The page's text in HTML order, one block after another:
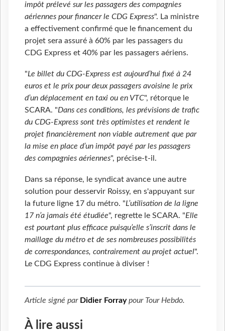
impôt prélevé sur les passagers des compagnies
aériennes pour financer le CDG Express". La ministre
a effectivement confirmé que le financement du
projet sera assuré à 60% par les passagers du
CDG Express et 40% par les passagers aériens.
"Le billet du CDG-Express est aujourd’hui fixé à 24
euros et le prix pour deux passagers avoisine le prix
d’un déplacement en taxi ou en VTC", rétorque le
SCARA. "Dans ces conditions, les prévisions de trafic
du CDG-Express sont très optimistes et rendent le
projet financièrement non viable autrement que par
la mise en place d’un impôt payé par les passagers
des compagnies aériennes", précise-t-il.
Dans sa réponse, le syndicat avance une autre
solution pour desservir Roissy, en s'appuyant sur
la future ligne 17 du métro. "L’utilisation de la ligne
17 n’a jamais été étudiée", regrette le SCARA. "Elle
est pourtant plus efficace puisqu’elle s’inscrit dans le
maillage du métro et de ses nombreuses possibilités
de correspondances, contrairement au projet actuel".
Le CDG Express continue à diviser !
Article signé par Didier Forraypour Tour Hebdo.
À lire aussi